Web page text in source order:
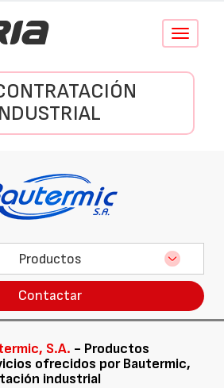
Conmutar
Productos
Contactar
S.A. - Productos
ofrecidos por Bautermic,
industrial